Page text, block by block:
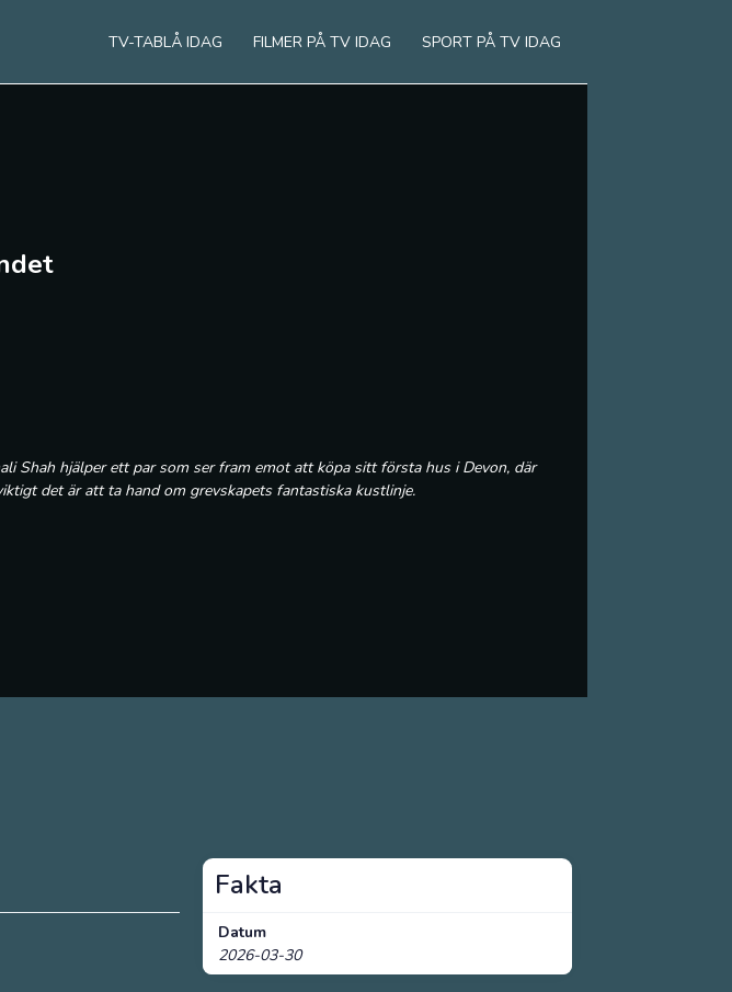
TV-TABLÅ IDAG FILMER PÅ TV IDAG SPORT PÅ TV IDAG
Shah hjälper ett par som ser fram emot att köpa sitt första hus i Devon, där
det är att ta hand om grevskapets fantastiska kustlinje.
Fakta
Datum
2026-03-30